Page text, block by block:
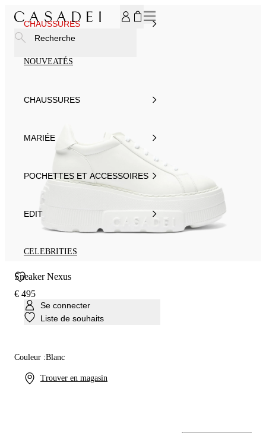
CHAUSSURES
NOUVEATÉS
CHAUSSURES
MARIÉE
POCHETTES ET ACCESSOIRES
EDIT
CELEBRITIES
Se connecter
Liste de souhaits
Trouver en magasin
Recherche
Sneaker Nexus
€ 495
Couleur :Blanc